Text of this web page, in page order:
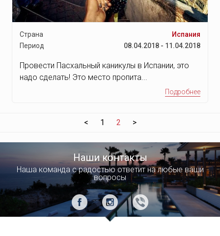
Страна
Испания
Период
08.04.2018 - 11.04.2018
Провести Пасхальный каникулы в Испании, это
надо сделать! Это место пропита...
Подробнее
< 1 2 >
Наши контакты
Наша команда с радостью ответит на любые ваши
вопросы